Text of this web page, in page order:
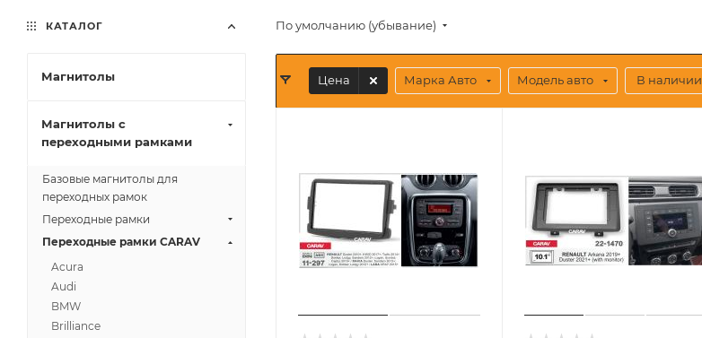
По умолчанию (убывание)
Цена Марка Авто Модель авто В наличии
КАТАЛОГ
Магнитолы
Магнитолы с
переходными рамками
Базовые магнитолы для
переходных рамок
Переходные рамки
Переходные рамки CARAV
Acura
Audi
BMW
Brilliance